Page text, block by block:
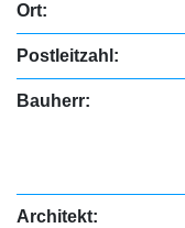
Ort:
Postleitzahl:
Bauherr:
Architekt: